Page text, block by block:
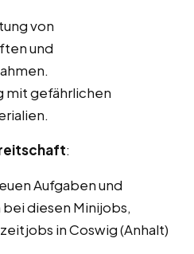
von
und
mit gefährlichen
:
Aufgaben und
diesen Minijobs,
in Coswig (Anhalt)